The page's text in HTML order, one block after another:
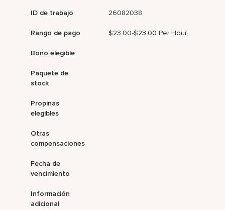
ID de trabajo 26082038
Rango de pago $23.00-$23.00 Per Hour
Bono elegible
Paquete de
stock
Propinas
elegibles
Otras
compensaciones
Fecha de
vencimiento
Información
adicional